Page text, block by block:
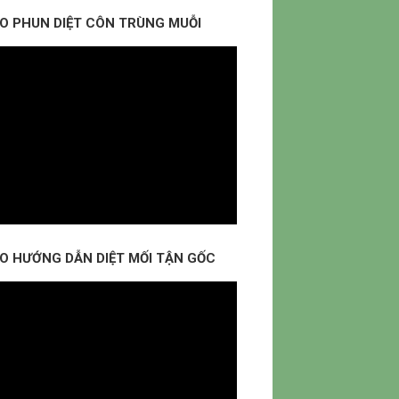
PHUN DIỆT CÔN TRÙNG MUỖI
HƯỚNG DẪN DIỆT MỐI TẬN GỐC